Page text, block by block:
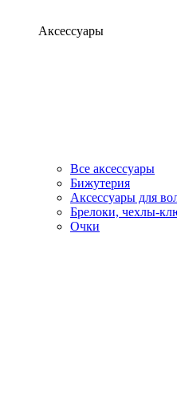
Аксессуары
Все аксессуары
Бижутерия
Аксессуары для
Брелоки, чехлы-
Очки